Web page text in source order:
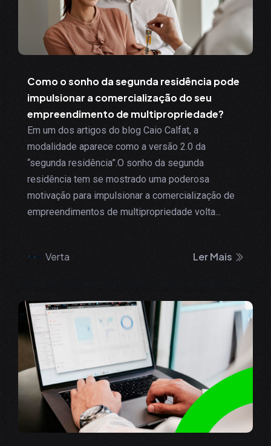
Como o sonho da segunda residência pode
impulsionar a comercialização do seu
empreendimento de multipropriedade?
Em um dos artigos do blog Caio Calfat, a
modalidade aparece como a versão 2.0 da
“segunda residência”.O sonho da segunda
residência tem se mostrado uma poderosa
motivação para impulsionar a comercialização de
empreendimentos de multipropriedade volta...
Verta Ler Mais